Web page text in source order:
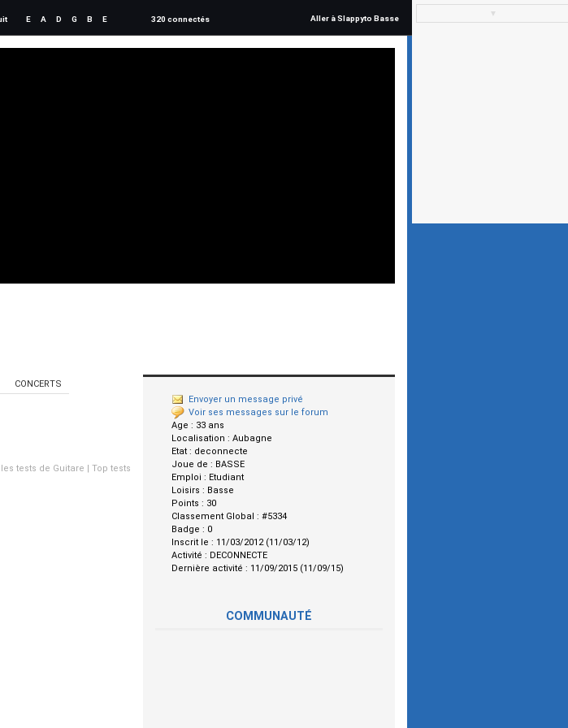
E A D G B E 320 connectés Aller à Slappyto Basse
Envoyer un message privé
Voir ses messages sur le forum
Age : 33 ans
Localisation : Aubagne
Etat : deconnecte
Joue de : BASSE
Emploi : Etudiant
Loisirs : Basse
Points : 30
Classement Global : #5334
Badge : 0
Inscrit le : 11/03/2012 (11/03/12)
Activité : DECONNECTE
Dernière activité : 11/09/2015 (11/09/15)
COMMUNAUTÉ
CONCERTS
tests de Guitare | Top tests
▼